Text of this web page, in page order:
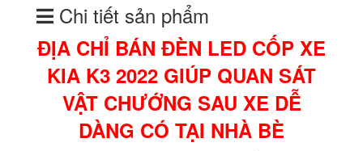
K3
2022
GIÚP
QUAN
CHƯỚNG
Chi tiết sản phẩm
ĐỊA CHỈ BÁN ĐÈN LED CỐP XE
KIA K3 2022 GIÚP QUAN SÁT
VẬT CHƯỚNG SAU XE DỄ
DÀNG CÓ TẠI NHÀ BÈ